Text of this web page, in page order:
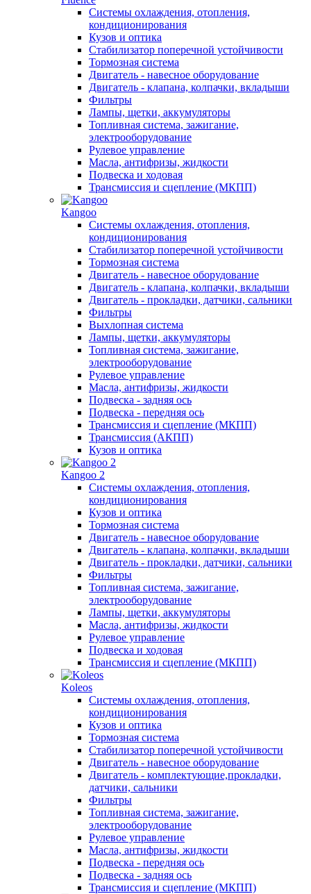
Системы охлаждения, отопления,
кондиционирования
Кузов и оптика
Стабилизатор поперечной устойчивости
Тормозная система
Двигатель - навесное оборудование
Двигатель - клапана, колпачки, вкладыши
Фильтры
Лампы, щетки, аккумуляторы
Топливная система, зажигание,
электрооборудование
Рулевое управление
Масла, антифризы, жидкости
Подвеска и ходовая
Трансмиссия и сцепление (МКПП)
Kangoo
Системы охлаждения, отопления,
кондиционирования
Стабилизатор поперечной устойчивости
Тормозная система
Двигатель - навесное оборудование
Двигатель - клапана, колпачки, вкладыши
Двигатель - прокладки, датчики, сальники
Фильтры
Выхлопная система
Лампы, щетки, аккумуляторы
Топливная система, зажигание,
электрооборудование
Рулевое управление
Масла, антифризы, жидкости
Подвеска - задняя ось
Подвеска - передняя ось
Трансмиссия и сцепление (МКПП)
Трансмиссия (АКПП)
Кузов и оптика
Kangoo 2
Системы охлаждения, отопления,
кондиционирования
Кузов и оптика
Тормозная система
Двигатель - навесное оборудование
Двигатель - клапана, колпачки, вкладыши
Двигатель - прокладки, датчики, сальники
Фильтры
Топливная система, зажигание,
электрооборудование
Лампы, щетки, аккумуляторы
Масла, антифризы, жидкости
Рулевое управление
Подвеска и ходовая
Трансмиссия и сцепление (МКПП)
Koleos
Системы охлаждения, отопления,
кондиционирования
Кузов и оптика
Тормозная система
Стабилизатор поперечной устойчивости
Двигатель - навесное оборудование
Двигатель - комплектующие,прокладки,
датчики, сальники
Фильтры
Топливная система, зажигание,
электрооборудование
Рулевое управление
Масла, антифризы, жидкости
Подвеска - передняя ось
Подвеска - задняя ось
Трансмиссия и сцепление (МКПП)